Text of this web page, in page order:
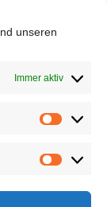
unseren
Immer aktiv